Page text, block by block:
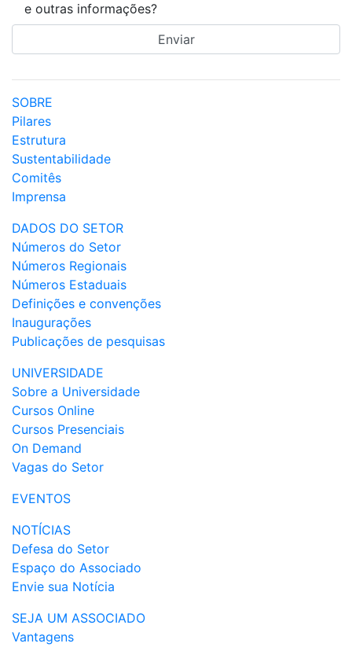
e outras informações?
SOBRE
Pilares
Estrutura
Sustentabilidade
Comitês
Imprensa
DADOS DO SETOR
Números do Setor
Números Regionais
Números Estaduais
Definições e convenções
Inaugurações
Publicações de pesquisas
UNIVERSIDADE
Sobre a Universidade
Cursos Online
Cursos Presenciais
On Demand
Vagas do Setor
EVENTOS
NOTÍCIAS
Defesa do Setor
Espaço do Associado
Envie sua Notícia
SEJA UM ASSOCIADO
Vantagens